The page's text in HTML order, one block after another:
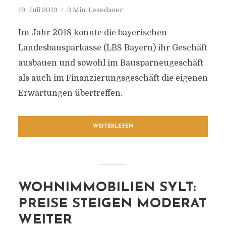
19. Juli 2019 3 Min. Lesedauer
Im Jahr 2018 konnte die bayerischen
Landesbausparkasse (LBS Bayern) ihr Geschäft
ausbauen und sowohl im Bausparneugeschäft
als auch im Finanzierungsgeschäft die eigenen
Erwartungen übertreffen.
WEITERLESEN
WOHNIMMOBILIEN SYLT:
PREISE STEIGEN MODERAT
WEITER